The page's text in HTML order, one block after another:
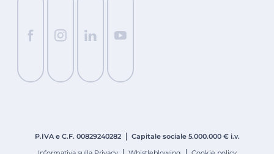
P.IVA e C.F. 00829240282
Capitale sociale 5.000.000 € i.v.